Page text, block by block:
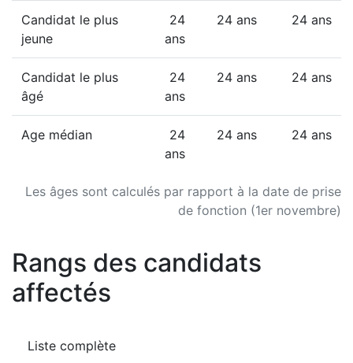
Les âges sont calculés par rapport à la date de prise
de fonction (1er novembre)
Candidat le plus
jeune
24
ans
24 ans 24 ans
Candidat le plus
âgé
24
ans
24 ans 24 ans
Age médian
24
ans
24 ans 24 ans
Rangs des candidats
affectés
Liste complète